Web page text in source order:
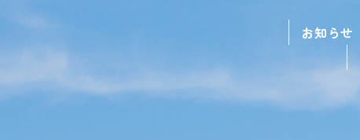
お知らせ